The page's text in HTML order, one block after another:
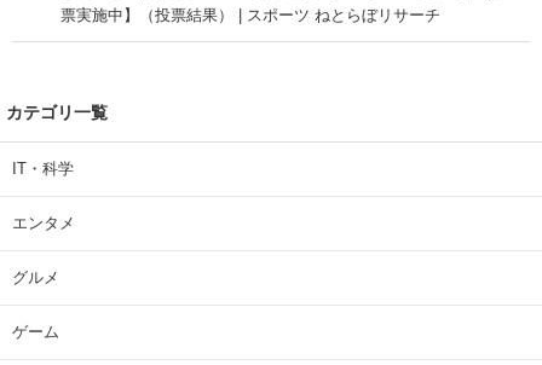
票実施中】（投票結果） | スポーツ ねとらぼリサーチ
カテゴリ一覧
IT・科学
エンタメ
グルメ
ゲーム